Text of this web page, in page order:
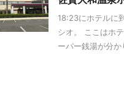
18:23にホテルに
シオ。 ここはホ
ーパー銭湯が分